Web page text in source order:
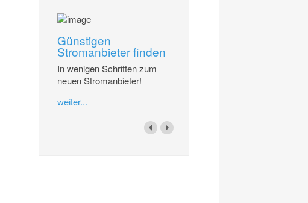
Günstigen
Stromanbieter finden
In wenigen Schritten zum
neuen Stromanbieter!
weiter...